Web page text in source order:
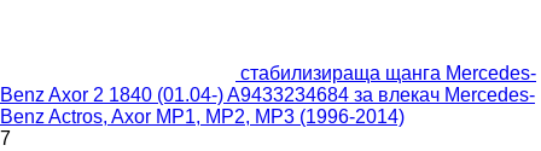
стабилизираща щанга Mercedes-
Benz Axor 2 1840 (01.04-) A9433234684 за влекач Mercedes-
Benz Actros, Axor MP1, MP2, MP3 (1996-2014)
7